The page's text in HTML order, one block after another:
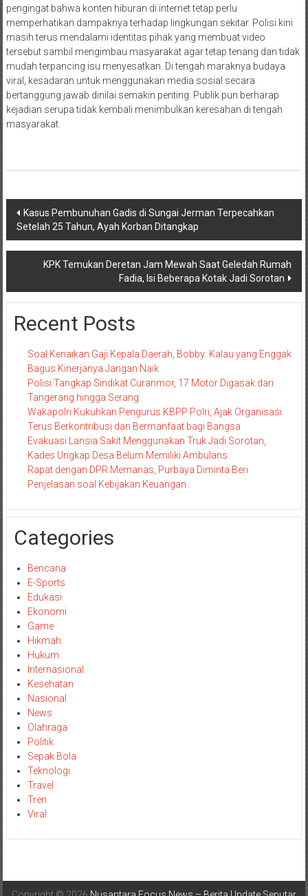
pengingat bahwa konten hiburan di internet tetap perlu
memperhatikan dampaknya terhadap lingkungan sekitar. Polisi kini
masih terus mendalami identitas pihak yang membuat video
tersebut sambil mengimbau masyarakat agar tetap tenang dan tidak
mudah terpancing isu menyesatkan. Di tengah maraknya budaya
viral, kesadaran untuk menggunakan media sosial secara
bertanggung jawab dinilai semakin penting. Publik pun berharap
kejadian serupa tidak kembali menimbulkan keresahan di tengah
masyarakat.
Navigasi
pos
Kasus Pembunuhan Gadis di Sungai Jerman Terpecahkan
Setelah 25 Tahun, Ayah Korban Ditangkap
KPK Temukan Deretan Jam Mewah Saat Geledah Rumah
Fadia, Isi Beberapa Kotak Jadi Sorotan
Recent Posts
Soal Kenaikan Gaji Kepala Daerah, Bobby: Kalau yang Enggak
Bagus Kinerjanya Jangan Naik
Polisi Tangkap Sindikat Curanmor, 17 Motor Digasak dari
Tangerang hingga Serang
Wakapolri Kukuhkan Pengurus KBPP Polri, Ajak Organisasi
Terus Berkontribusi dan Bermanfaat bagi Bangsa
Evakuasi Lansia Sakit Menggunakan Truk Jadi Sorotan,
Kades Ungkap Desa Belum Memiliki Ambulans
Rapat dengan DPR Memanas, Purbaya Diminta Beri
Penjelasan soal Kebijakan Keuangan
Categories
Bencana
E-Sports
Edukasi
Ekonomi
Game
Hikmah
Hukum
Internasional
Kesehatan
Nasional
News
Olahraga
Politik
Sepak Bola
Teknologi
Travel
Tren
Viral